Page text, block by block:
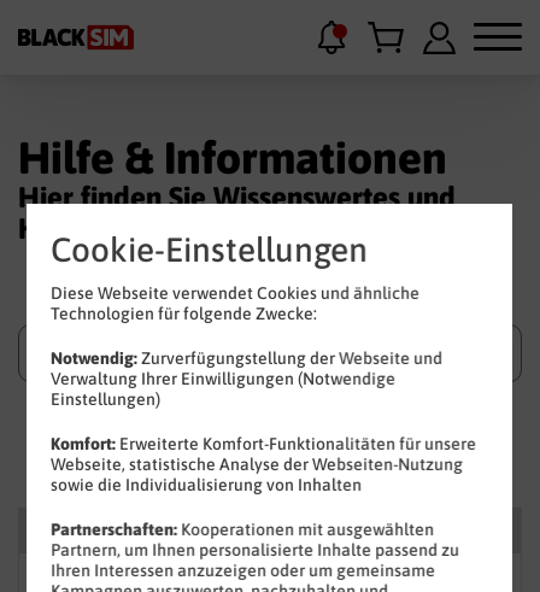
Hilfe & Informationen
Hier finden Sie Wissenswertes und
Hilfestellungen.
Suchen
Kategorien
FAQ: Am häufigsten gesucht
Cookie-Einstellungen
Diese Webseite verwendet Cookies und ähnliche
Technologien für folgende Zwecke:
Notwendig:Zurverfügungstellung der Webseite und
Verwaltung Ihrer Einwilligungen (Notwendige
Einstellungen)
Komfort: Erweiterte Komfort-Funktionalitäten für unsere
Webseite, statistische Analyse der Webseiten-Nutzung
sowie die Individualisierung von Inhalten
Partnerschaften: Kooperationen mit ausgewählten
Partnern, um Ihnen personalisierte Inhalte passend zu
Ihren Interessen anzuzeigen oder um gemeinsame